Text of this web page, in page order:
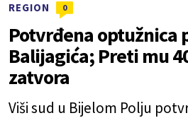
REGION 0
Potvrđena optužnica
Balijagića; Preti mu
zatvora
Viši sud u Bijelom Polju